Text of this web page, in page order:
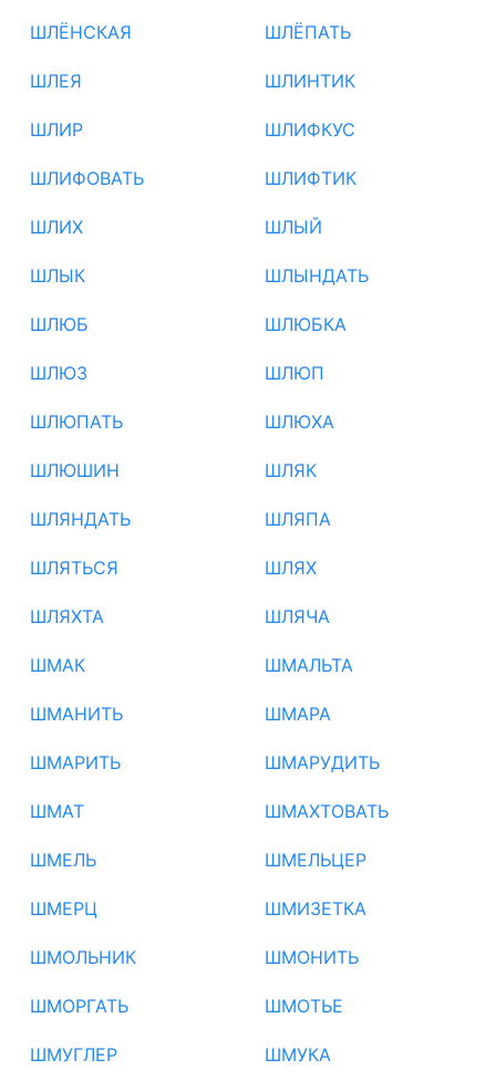
ШЛЁНСКАЯ ШЛЁПАТЬ
ШЛЕЯ ШЛИНТИК
ШЛИР ШЛИФКУС
ШЛИФОВАТЬ ШЛИФТИК
ШЛИХ ШЛЫЙ
ШЛЫК ШЛЫНДАТЬ
ШЛЮБ ШЛЮБКА
ШЛЮЗ ШЛЮП
ШЛЮПАТЬ ШЛЮХА
ШЛЮШИН ШЛЯК
ШЛЯНДАТЬ ШЛЯПА
ШЛЯТЬСЯ ШЛЯХ
ШЛЯХТА ШЛЯЧА
ШМАК ШМАЛЬТА
ШМАНИТЬ ШМАРА
ШМАРИТЬ ШМАРУДИТЬ
ШМАТ ШМАХТОВАТЬ
ШМЕЛЬ ШМЕЛЬЦЕР
ШМЕРЦ ШМИЗЕТКА
ШМОЛЬНИК ШМОНИТЬ
ШМОРГАТЬ ШМОТЬЕ
ШМУГЛЕР ШМУКА